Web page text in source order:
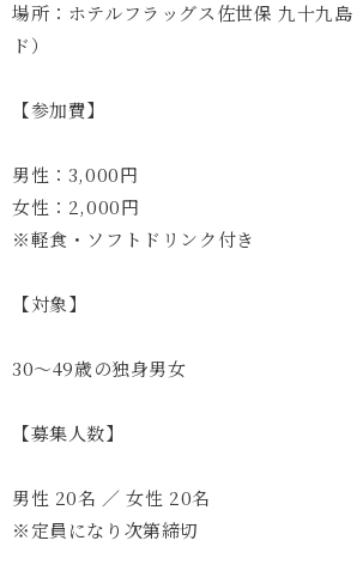
場所：ホテルフラッグス佐世保 九十九島
ド）
【参加費】
男性：3,000円
女性：2,000円
※軽食・ソフトドリンク付き
【対象】
30〜49歳の独身男女
【募集人数】
男性 20名 ／ 女性 20名
※定員になり次第締切